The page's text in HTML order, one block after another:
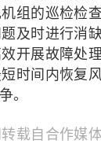
组的巡检检
及时进行消
开展故障处
时间内恢复
。
载自合作媒